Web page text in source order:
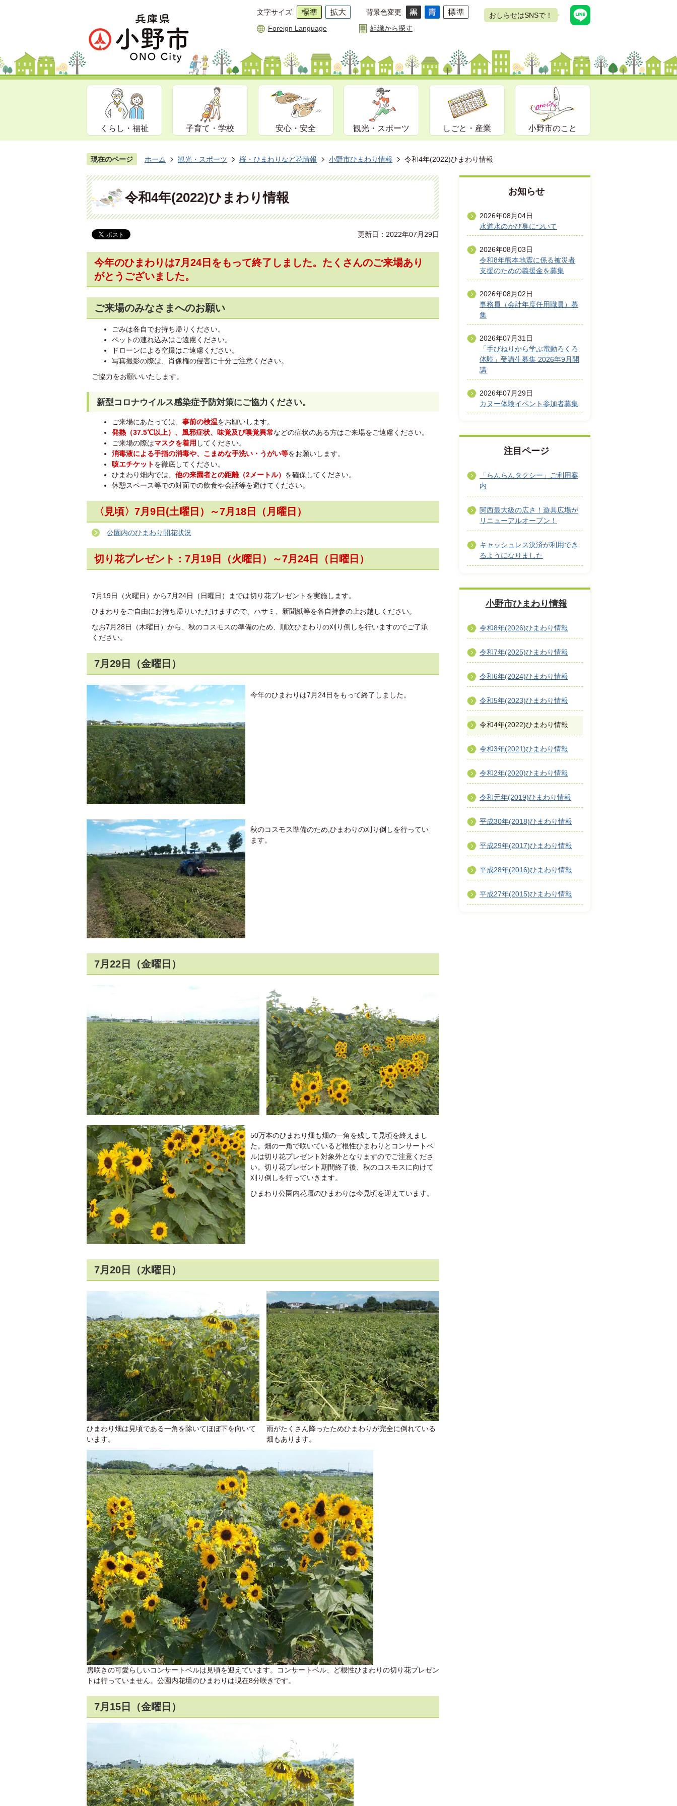
文字サイズ 背景色変更
Foreign Language 組織から探す
おしらせはSNSで！
くらし・福祉 子育て・学校 安心・安全 観光・スポーツ しごと・産業 小野市のこと
現在のページ ホーム 観光・スポーツ 桜・ひまわりなど花情報 小野市ひまわり情報 令和4年(2022)ひまわり情報
令和4年(2022)ひまわり情報
更新日：2022年07月29日
今年のひまわりは7月24日をもって終了しました。たくさんのご来場あり
がとうございました。
ご来場のみなさまへのお願い
ごみは各自でお持ち帰りください。
ペットの連れ込みはご遠慮ください。
ドローンによる空撮はご遠慮ください。
写真撮影の際は、肖像権の侵害に十分ご注意ください。
ご協力をお願いいたします。
新型コロナウイルス感染症予防対策にご協力ください。
ご来場にあたっては、事前の検温をお願いします。
発熱（37.5℃以上）、風邪症状、味覚及び嗅覚異常などの症状のある方はご来場をご遠慮ください。
ご来場の際はマスクを着用 してください。
消毒液による手指の消毒や、こまめな手洗い・うがい等をお願いします。
咳エチケットを徹底してください。
ひまわり畑内では、他の来園者との距離（2メートル） を確保してください。
休憩スペース等での対面での飲食や会話等を避けてください。
〈見頃〉7月9日(土曜日）～7月18日（月曜日）
公園内のひまわり開花状況
切り花プレゼント：7月19日（火曜日）～7月24日（日曜日）
7月19日（火曜日）から7月24日（日曜日）までは切り花プレゼントを実施します。
ひまわりをご自由にお持ち帰りいただけますので、ハサミ、新聞紙等を各自持参の上お越しください。
なお7月28日（木曜日）から、秋のコスモスの準備のため、順次ひまわりの刈り倒しを行いますのでご了承
ください。
7月29日（金曜日）
今年のひまわりは7月24日をもって終了しました。
秋のコスモス準備のため,ひまわりの刈り倒しを行ってい
ます。
7月22日（金曜日）
50万本のひまわり畑も畑の一角を残して見頃を終えまし
た。畑の一角で咲いているど根性ひまわりとコンサートベ
ルは切り花プレゼント対象外となりますのでご注意くださ
い。切り花プレゼント期間終了後、秋のコスモスに向けて
刈り倒しを行っていきます。
ひまわり公園内花壇のひまわりは今見頃を迎えています。
7月20日（水曜日）
ひまわり畑は見頃である一角を除いてほぼ下を向いて
います。
雨がたくさん降ったためひまわりが完全に倒れている
畑もあります。
房咲きの可愛らしいコンサートベルは見頃を迎えています。コンサートベル、ど根性ひまわりの切り花プレゼン
トは行っていません。公園内花壇のひまわりは現在8分咲きです。
7月15日（金曜日）
お知らせ
2026年08月04日
水道水のかび臭について
2026年08月03日
令和8年熊本地震に係る被災者
支援のための義援金を募集
2026年08月02日
事務員（会計年度任用職員）募
集
2026年07月31日
「手びねりから学ぶ電動ろくろ
体験」受講生募集 2026年9月開
講
2026年07月29日
カヌー体験イベント参加者募集
注目ページ
「らんらんタクシー」ご利用案
内
関西最大級の広さ！遊具広場が
リニューアルオープン！
キャッシュレス決済が利用でき
るようになりました
小野市ひまわり情報
令和8年(2026)ひまわり情報
令和7年(2025)ひまわり情報
令和6年(2024)ひまわり情報
令和5年(2023)ひまわり情報
令和4年(2022)ひまわり情報
令和3年(2021)ひまわり情報
令和2年(2020)ひまわり情報
令和元年(2019)ひまわり情報
平成30年(2018)ひまわり情報
平成29年(2017)ひまわり情報
平成28年(2016)ひまわり情報
平成27年(2015)ひまわり情報